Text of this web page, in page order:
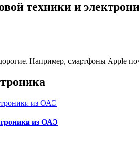
техники и
Например, смартфоны Apple
из ОАЭ